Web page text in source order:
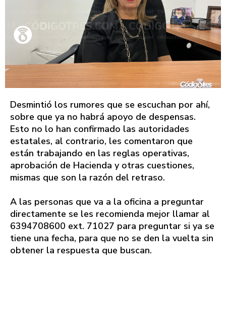
Desmintió los rumores que se escuchan por ahí,
sobre que ya no habrá apoyo de despensas.
Esto no lo han confirmado las autoridades
estatales, al contrario, les comentaron que
están trabajando en las reglas operativas,
aprobación de Hacienda y otras cuestiones,
mismas que son la razón del retraso.
A las personas que va a la oficina a preguntar
directamente se les recomienda mejor llamar al
6394708600 ext. 71027 para preguntar si ya se
tiene una fecha, para que no se den la vuelta sin
obtener la respuesta que buscan.